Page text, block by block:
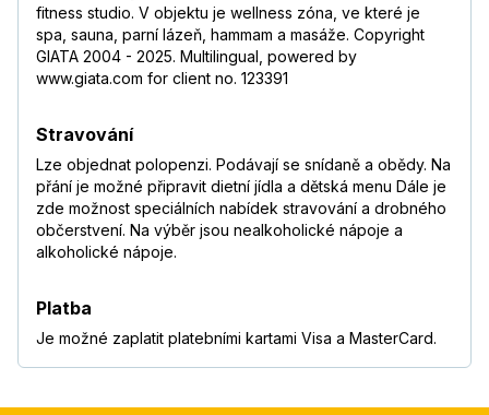
fitness studio. V objektu je wellness zóna, ve které je
spa, sauna, parní lázeň, hammam a masáže. Copyright
GIATA 2004 - 2025. Multilingual, powered by
www.giata.com for client no. 123391
Stravování
Lze objednat polopenzi. Podávají se snídaně a obědy. Na
přání je možné připravit dietní jídla a dětská menu Dále je
zde možnost speciálních nabídek stravování a drobného
občerstvení. Na výběr jsou nealkoholické nápoje a
alkoholické nápoje.
Platba
Je možné zaplatit platebními kartami Visa a MasterCard.